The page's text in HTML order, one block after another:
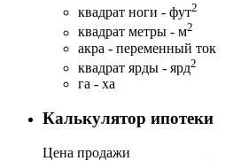
квадрат ноги - фут2
квадрат метры - м2
акра - переменный ток
квадрат ярды - ярд2
га - ха
Калькулятор ипотеки
Цена продажи